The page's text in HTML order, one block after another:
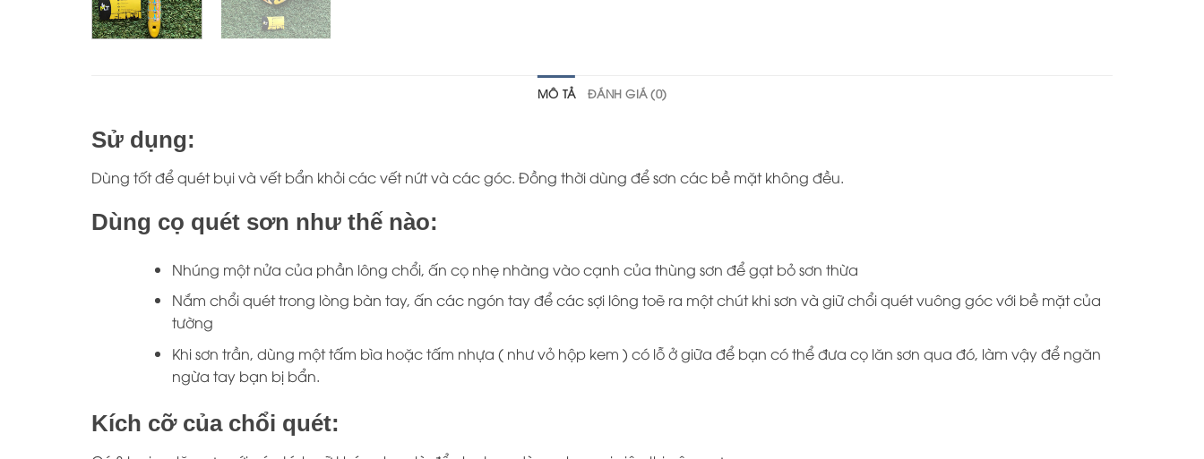
MÔ TẢ ĐÁNH GIÁ (0)
Sử dụng:
Dùng tốt để quét bụi và vết bẩn khỏi các vết nứt và các góc. Đồng thời dùng để sơn các bề mặt không đều.
Dùng cọ quét sơn như thế nào:
Nhúng một nửa của phần lông chổi, ấn cọ nhẹ nhàng vào cạnh của thùng sơn để gạt bỏ sơn thừa
Nắm chổi quét trong lòng bàn tay, ấn các ngón tay để các sợi lông toẽ ra một chút khi sơn và giữ chổi quét vuông góc với bề mặt của
tường
Khi sơn trần, dùng một tấm bìa hoặc tấm nhựa ( như vỏ hộp kem ) có lỗ ở giữa để bạn có thể đưa cọ lăn sơn qua đó, làm vậy để ngăn
ngừa tay bạn bị bẩn.
Kích cỡ của chổi quét: